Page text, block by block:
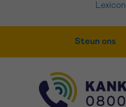
Lexicon
Steun ons